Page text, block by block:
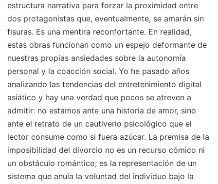
estructura narrativa para forzar la proximidad entre
dos protagonistas que, eventualmente, se amarán sin
fisuras. Es una mentira reconfortante. En realidad,
estas obras funcionan como un espejo deformante de
nuestras propias ansiedades sobre la autonomía
personal y la coacción social. Yo he pasado años
analizando las tendencias del entretenimiento digital
asiático y hay una verdad que pocos se atreven a
admitir: no estamos ante una historia de amor, sino
ante el retrato de un cautiverio psicológico que el
lector consume como si fuera azúcar. La premisa de la
imposibilidad del divorcio no es un recurso cómico ni
un obstáculo romántico; es la representación de un
sistema que anula la voluntad del individuo bajo la